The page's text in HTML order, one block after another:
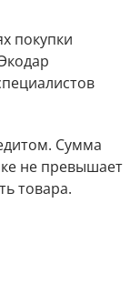
покупки
Сумма
не превышает
товара.